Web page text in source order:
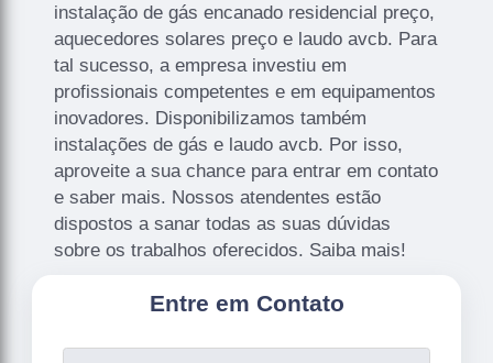
instalação de gás encanado residencial preço,
aquecedores solares preço e laudo avcb. Para
tal sucesso, a empresa investiu em
profissionais competentes e em equipamentos
inovadores. Disponibilizamos também
instalações de gás e laudo avcb. Por isso,
aproveite a sua chance para entrar em contato
e saber mais. Nossos atendentes estão
dispostos a sanar todas as suas dúvidas
sobre os trabalhos oferecidos. Saiba mais!
Entre em Contato